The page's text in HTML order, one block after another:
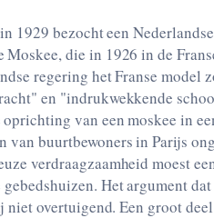
1929 bezocht een
Moskee, die in 1926 in de
regering het Franse model
en "indrukwekkende
oprichting van een moskee in
van buurtbewoners in Parijs
verdraagzaamheid moest
Het argument
overtuigend. Een groot